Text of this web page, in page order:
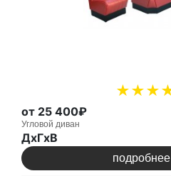
от 25 400₽
Угловой диван
ДxГxВ
подробнее